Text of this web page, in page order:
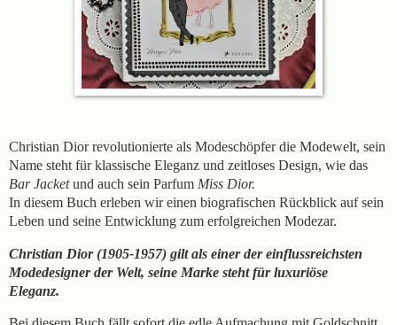
Christian Dior revolutionierte als Modeschöpfer die Modewelt, sein
Name steht für klassische Eleganz und zeitloses Design, wie das
Bar Jacketund auch sein Parfum Miss Dior.
In diesem Buch erleben wir einen biografischen Rückblick auf sein
Leben und seine Entwicklung zum erfolgreichen Modezar.
Christian Dior (1905-1957) gilt als einer der einflussreichsten
Modedesigner der Welt, seine Marke steht für luxuriöse
Eleganz.